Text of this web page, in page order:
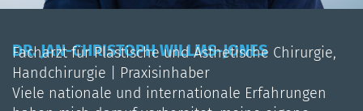
DR. JAN-CHRISTOPH WILLMS-JONES
Facharzt für Plastische und Ästhetische Chirurgie,
Handchirurgie | Praxisinhaber
Viele nationale und internationale Erfahrungen